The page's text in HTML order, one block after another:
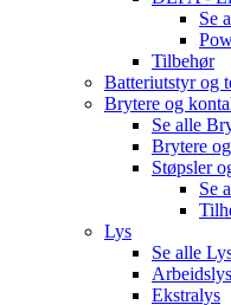
Se
Tilbehør
Batteriutstyr og
Brytere og
Se alle
Brytere
Støpsler
Se
Lys
Se alle
Arbeidslys
Ekstralys